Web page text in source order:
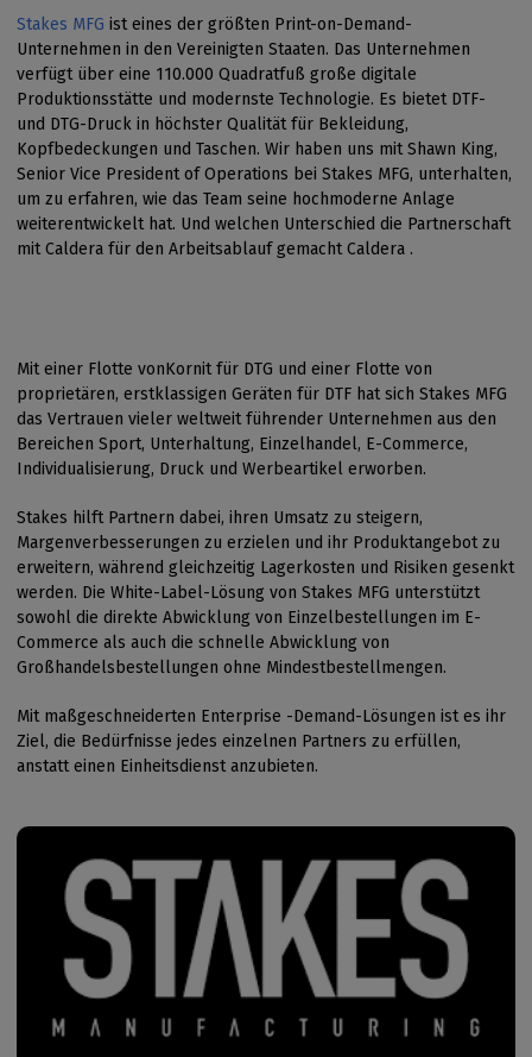
Stakes MFG ist eines der größten Print-on-Demand-
Unternehmen in den Vereinigten Staaten. Das Unternehmen
verfügt über eine 110.000 Quadratfuß große digitale
Produktionsstätte und modernste Technologie. Es bietet DTF-
und DTG-Druck in höchster Qualität für Bekleidung,
Kopfbedeckungen und Taschen. Wir haben uns mit Shawn King,
Senior Vice President of Operations bei Stakes MFG, unterhalten,
um zu erfahren, wie das Team seine hochmoderne Anlage
weiterentwickelt hat. Und welchen Unterschied die Partnerschaft
mit Caldera für den Arbeitsablauf gemacht Caldera .
Mit einer Flotte vonKornit für DTG und einer Flotte von
proprietären, erstklassigen Geräten für DTF hat sich Stakes MFG
das Vertrauen vieler weltweit führender Unternehmen aus den
Bereichen Sport, Unterhaltung, Einzelhandel, E-Commerce,
Individualisierung, Druck und Werbeartikel erworben.
Stakes hilft Partnern dabei, ihren Umsatz zu steigern,
Margenverbesserungen zu erzielen und ihr Produktangebot zu
erweitern, während gleichzeitig Lagerkosten und Risiken gesenkt
werden. Die White-Label-Lösung von Stakes MFG unterstützt
sowohl die direkte Abwicklung von Einzelbestellungen im E-
Commerce als auch die schnelle Abwicklung von
Großhandelsbestellungen ohne Mindestbestellmengen.
Mit maßgeschneiderten Enterprise -Demand-Lösungen ist es ihr
Ziel, die Bedürfnisse jedes einzelnen Partners zu erfüllen,
anstatt einen Einheitsdienst anzubieten.